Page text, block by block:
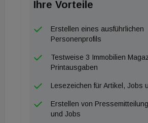
Ihre Vorteile
Erstellen eines ausführlichen
Personenprofils
Testweise 3 Immobilien
Printausgaben
Lesezeichen für Artikel, Jobs
Erstellen von
und Jobs